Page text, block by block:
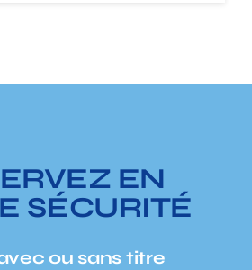
EN
SÉCURITÉ
ou sans titre